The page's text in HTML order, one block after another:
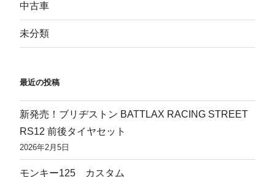
中古車
未分類
最近の投稿
新発売！ブリヂストン BATTLAX RACING STREET
RS12 前後タイヤセット
2026年2月5日
モンキー125 カスタム